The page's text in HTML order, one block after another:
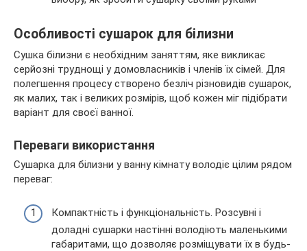
Особливості сушарок для білизни
Сушка білизни є необхідним заняттям, яке викликає
серйозні труднощі у домовласників і членів їх сімей. Для
полегшення процесу створено безліч різновидів сушарок,
як малих, так і великих розмірів, щоб кожен міг підібрати
варіант для своєї ванної.
Переваги використання
Сушарка для білизни у ванну кімнату володіє цілим рядом
переваг:
Компактність і функціональність. Розсувні і
доладні сушарки настінні володіють маленькими
габаритами, що дозволяє розміщувати їх в будь-